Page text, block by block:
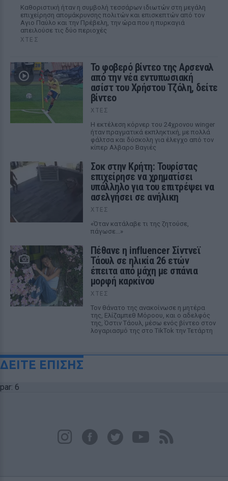
Καθοριστική ήταν η συμβολή τεσσάρων ιδιωτών στη μεγάλη
επιχείρηση απομάκρυνσης πολιτών και επισκεπτών από τον
Αγιο Παύλο και την Πρέβελη, την ώρα που η πυρκαγιά
απειλούσε τις δύο περιοχές
ΧΤΕΣ
Το φοβερό βίντεο της Αρσεναλ
από την νέα εντυπωσιακή
ασίστ του Χρήστου Τζόλη, δείτε
βίντεο
ΧΤΕΣ
Η εκτέλεση κόρνερ του 24χρονου winger
ήταν πραγματικά εκπληκτική, με πολλά
φάλτσα και δύσκολη για έλεγχο από τον
κίπερ Αλβαρο Βαγιές
Σοκ στην Κρήτη: Τουρίστας
επιχείρησε να χρηματίσει
υπάλληλο για του επιτρέψει να
ασελγήσει σε ανήλικη
ΧΤΕΣ
«Όταν κατάλαβε τι της ζητούσε,
πάγωσε...»
Πέθανε η influencer Σίντνεϊ
Τάουλ σε ηλικία 26 ετών
έπειτα από μάχη με σπάνια
μορφή καρκίνου
ΧΤΕΣ
Τον θάνατο της ανακοίνωσε η μητέρα
της, Ελίζαμπεθ Μόροου, και ο αδελφός
της, Όστιν Τάουλ, μέσω ενός βίντεο στον
λογαριασμό της στο TikTok την Τετάρτη
ΔΕΙΤΕ ΕΠΙΣΗΣ
par: 6